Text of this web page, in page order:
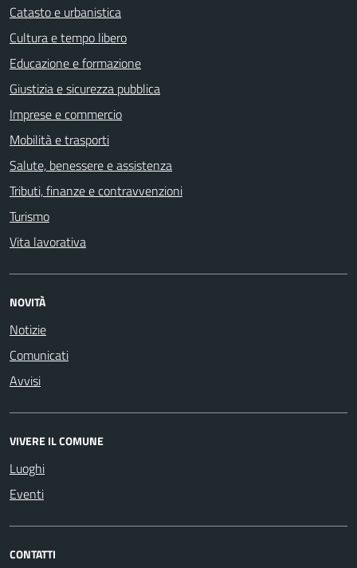
Catasto e urbanistica
Cultura e tempo libero
Educazione e formazione
Giustizia e sicurezza pubblica
Imprese e commercio
Mobilità e trasporti
Salute, benessere e assistenza
Tributi, finanze e contravvenzioni
Turismo
Vita lavorativa
NOVITÀ
Notizie
Comunicati
Avvisi
VIVERE IL COMUNE
Luoghi
Eventi
CONTATTI